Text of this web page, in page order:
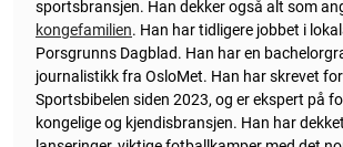
sportsbransjen. Han dekker også alt som
kongefamilien. Han har tidligere jobbet i
Porsgrunns Dagblad. Han har en
journalistikk fra OsloMet. Han har skrevet
Sportsbibelen siden 2023, og er ekspert på
kongelige og kjendisbransjen. Han har dekket